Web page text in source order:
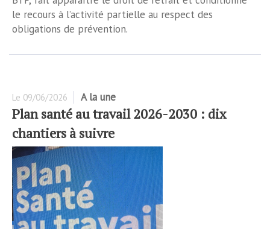
le recours à l’activité partielle au respect des
obligations de prévention.
Le 09/06/2026 A la une
Plan santé au travail 2026-2030 : dix
chantiers à suivre